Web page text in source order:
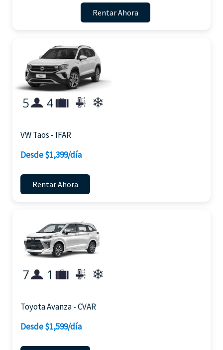
Rentar Ahora
VW Taos - IFAR
Desde $1,399/día
Rentar Ahora
Toyota Avanza - CVAR
Desde $1,599/día